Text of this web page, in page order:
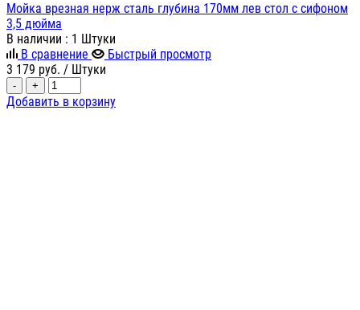
Мойка врезная нерж сталь глубина 170мм лев стол с сифоном
3,5 дюйма
В наличии : 1 Штуки
В сравнение
Быстрый просмотр
3 179 руб. / Штуки
- +
Добавить в корзину